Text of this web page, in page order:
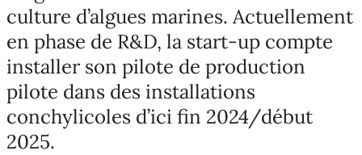
culture d’algues marines. Actuellement
en phase de R&D, la start-up compte
installer son pilote de production
pilote dans des installations
conchylicoles d’ici fin 2024/début
2025.